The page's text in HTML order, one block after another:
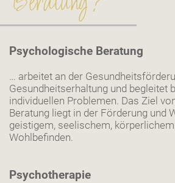
Psychologische Beratung
… arbeitet an der
Gesundheitserhaltung und begleitet
individuellen Problemen. Das Ziel
Beratung liegt in der Förderung und
geistigem, seelischem,
Wohlbefinden.
Psychotherapie